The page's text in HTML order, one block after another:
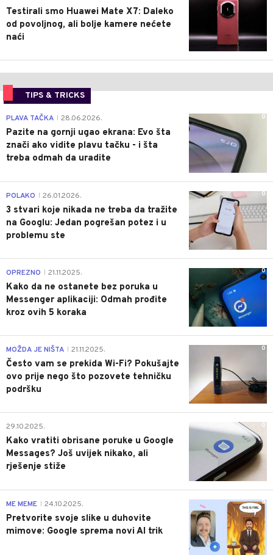
Testirali smo Huawei Mate X7: Daleko
od povoljnog, ali bolje kamere nećete
naći
TIPS & TRICKS
0
PLAVA TAČKA 28.06.2026.
Pazite na gornji ugao ekrana: Evo šta
znači ako vidite plavu tačku - i šta
treba odmah da uradite
0
POLAKO 26.01.2026.
3 stvari koje nikada ne treba da tražite
na Googlu: Jedan pogrešan potez i u
problemu ste
0
OPREZNO 21.11.2025.
Kako da ne ostanete bez poruka u
Messenger aplikaciji: Odmah prođite
kroz ovih 5 koraka
0
MOŽDA JE NIŠTA 21.11.2025.
Često vam se prekida Wi-Fi? Pokušajte
ovo prije nego što pozovete tehničku
podršku
0
29.10.2025.
Kako vratiti obrisane poruke u Google
Messages? Još uvijek nikako, ali
rješenje stiže
0
ME MEME 24.10.2025.
Pretvorite svoje slike u duhovite
mimove: Google sprema novi AI trik